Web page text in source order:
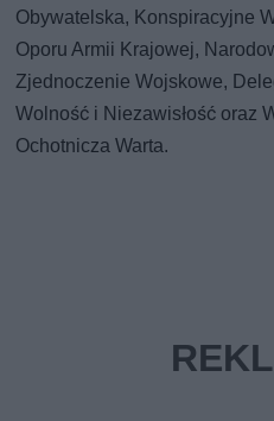
Obywatelska, Konspiracyjne
Oporu Armii Krajowej,
Zjednoczenie Wojskowe,
Wolność i Niezawisłość oraz
Ochotnicza Warta.